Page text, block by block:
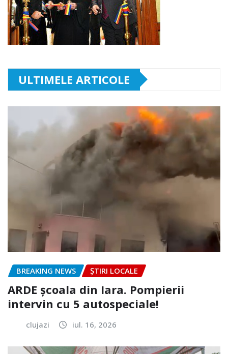
ULTIMELE ARTICOLE
BREAKING NEWS ȘTIRI LOCALE
ARDE școala din Iara. Pompierii
intervin cu 5 autospeciale!
clujazi iul. 16, 2026